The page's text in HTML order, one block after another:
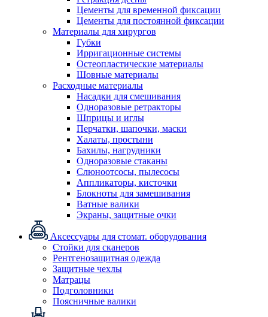
Цементы для временной фиксации
Цементы для постоянной фиксации
Материалы для хирургов
Губки
Ирригационные системы
Остеопластические материалы
Шовные материалы
Расходные материалы
Насадки для смешивания
Одноразовые ретракторы
Шприцы и иглы
Перчатки, шапочки, маски
Халаты, простыни
Бахилы, нагрудники
Одноразовые стаканы
Слюноотсосы, пылесосы
Аппликаторы, кисточки
Блокноты для замешивания
Ватные валики
Экраны, защитные очки
Аксессуары для стомат. оборудования
Стойки для сканеров
Рентгенозащитная одежда
Защитные чехлы
Матрацы
Подголовники
Поясничные валики